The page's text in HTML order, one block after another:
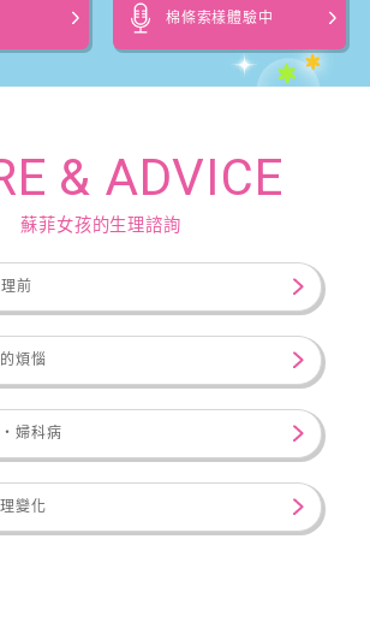
棉條索樣體驗中
& ADVICE
蘇菲女孩的生理諮詢
前
煩惱
婦科病
變化